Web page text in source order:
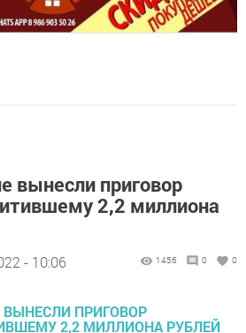
2,2 миллиона
- 10:06